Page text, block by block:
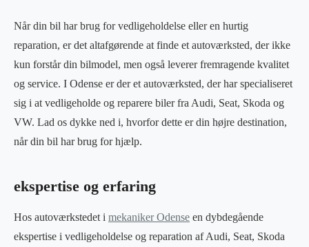
Når din bil har brug for vedligeholdelse eller en hurtig
reparation, er det altafgørende at finde et autoværksted, der ikke
kun forstår din bilmodel, men også leverer fremragende kvalitet
og service. I Odense er der et autoværksted, der har specialiseret
sig i at vedligeholde og reparere biler fra Audi, Seat, Skoda og
VW. Lad os dykke ned i, hvorfor dette er din højre destination,
når din bil har brug for hjælp.
ekspertise og erfaring
Hos autoværkstedet i mekaniker Odense en dybdegående
ekspertise i vedligeholdelse og reparation af Audi, Seat, Skoda